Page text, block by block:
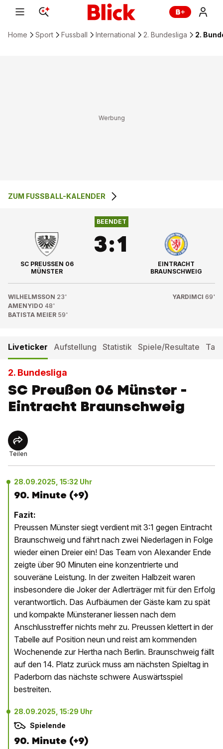
Home Sport Fussball International 2. Bundesliga 2.
SC PREUSSEN 06 M
3 :1
ZUM FUSSBALL-KALENDER
SC PREUSSEN 06 M
ÜNSTER
BEENDET
3:1
EINTRACHT
BRAUNSCHWEIG
WILHELMSSON 23'
AMENYIDO 48'
BATISTA MEIER 59'
YARDIMCI 69'
Liveticker Aufstellung Statistik Spiele/Resultate
2. Bundesliga
SC Preußen 06 Münster -
Eintracht Braunschweig
Teilen
28.09.2025, 15:32 Uhr
90. Minute (+9)
Fazit:
Preussen Münster siegt verdient mit 3:1 gegen Eintracht
Braunschweig und fährt nach zwei Niederlagen in Folge
wieder einen Dreier ein! Das Team von Alexander Ende
zeigte über 90 Minuten eine konzentrierte und
souveräne Leistung. In der zweiten Halbzeit waren
insbesondere die Joker der Adlerträger mit für den Erfolg
verantwortlich. Das Aufbäumen der Gäste kam zu spät
und kompakte Münsteraner liessen nach dem
Anschlusstreffer nichts mehr zu. Preussen klettert in der
Tabelle auf Position neun und reist am kommenden
Wochenende zur Hertha nach Berlin. Braunschweig fällt
auf den 14. Platz zurück muss am nächsten Spieltag in
Paderborn das nächste schwere Auswärtsspiel
bestreiten.
28.09.2025, 15:29 Uhr
Spielende
90. Minute (+9)